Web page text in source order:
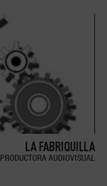
LA FABRIQUILLA
PRODUCTORA AUDIOVISUAL